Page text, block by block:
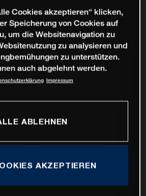
Cookies akzeptieren“ klicken,
Speicherung von Cookies auf
um die Websitenavigation zu
zu analysieren und
zu unterstützen.
auch abgelehnt werden.
Impressum
ABLEHNEN
AKZEPTIEREN